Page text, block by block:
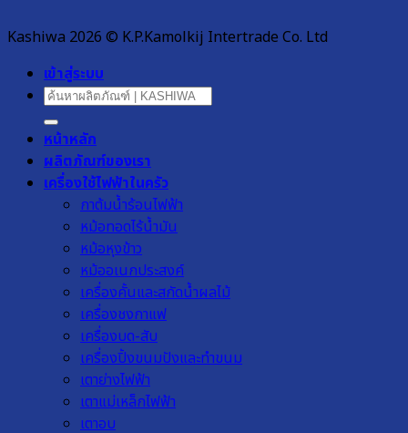
Kashiwa 2026 © K.P.Kamolkij Intertrade Co. Ltd
เข้าสู่ระบบ
ค้นหา:
หน้าหลัก
ผลิตภัณฑ์ของเรา
เครื่องใช้ไฟฟ้าในครัว
กาต้มน้ำร้อนไฟฟ้า
หม้อทอดไร้น้ำมัน
หม้อหุงข้าว
หม้ออเนกประสงค์
เครื่องคั้นและสกัดน้ำผลไม้
เครื่องชงกาแฟ
เครื่องบด-สับ
เครื่องปิ้งขนมปังและทำขนม
เตาย่างไฟฟ้า
เตาแม่เหล็กไฟฟ้า
เตาอบ